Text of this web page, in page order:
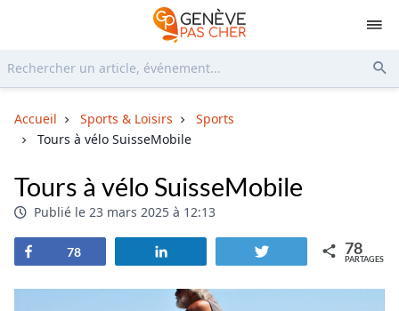
Accueil Sports & Loisirs
Sports
Tours à vélo SuisseMobile
Tours à vélo SuisseMobile
Publié le 23 mars 2025 à 12:13
Partagez
78 Tweetez 78
PARTAGES